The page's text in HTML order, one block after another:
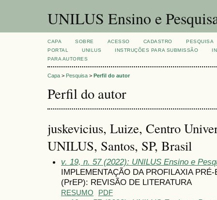
UNILUS Ensino e
CAPA SOBRE ACESSO CADASTRO
PESQUISA
PORTAL
UNILUS INSTRUÇÕES PARA SUBMISSÃO
PARA AUTORES
Capa > Pesquisa > Perfil do autor
Perfil do autor
juskevicius, Luize, Centro
UNILUS, Santos, SP, Brasil
v. 19, n. 57 (2022): UNILUS Ensino e
IMPLEMENTAÇÃO DA PROFILAXIA
(PrEP): REVISÃO DE LITERATURA
RESUMO PDF